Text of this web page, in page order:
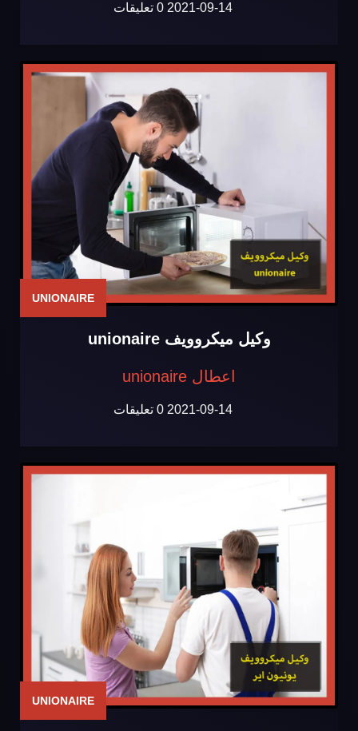
2021-09-14 0 تعليقات
UNIONAIRE
وكيل ميكروويف unionaire
اعطال unionaire
2021-09-14 0 تعليقات
UNIONAIRE